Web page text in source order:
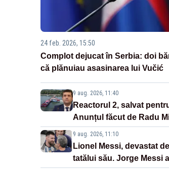
24 feb. 2026, 15:50
Complot dejucat în Serbia: doi
că plănuiau asasinarea lui Vučić
9 aug. 2026, 11:40
Reactorul 2, salvat
Anunțul făcut de Radu
9 aug. 2026, 11:10
Lionel Messi, devastat
tatălui său. Jorge Messi